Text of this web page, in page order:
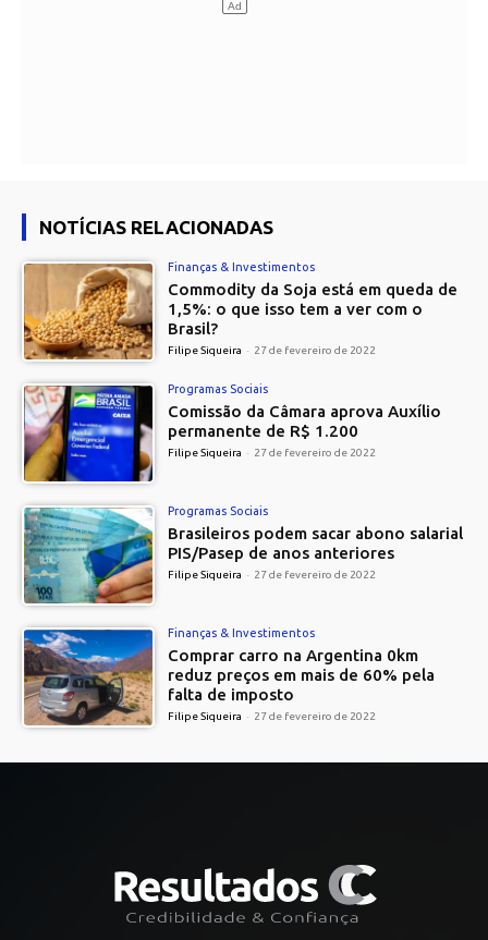
NOTÍCIAS RELACIONADAS
Finanças & Investimentos
Commodity da Soja está em queda de
1,5%: o que isso tem a ver com o
Brasil?
Filipe Siqueira - 27 de fevereiro de 2022
Programas Sociais
Comissão da Câmara aprova Auxílio
permanente de R$ 1.200
Filipe Siqueira - 27 de fevereiro de 2022
Programas Sociais
Brasileiros podem sacar abono salarial
PIS/Pasep de anos anteriores
Filipe Siqueira - 27 de fevereiro de 2022
Finanças & Investimentos
Comprar carro na Argentina 0km
reduz preços em mais de 60% pela
falta de imposto
Filipe Siqueira - 27 de fevereiro de 2022